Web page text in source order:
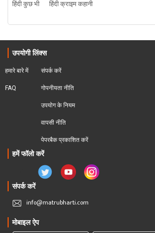
हिंदी कुछ भी
हिंदी क्राइम कहानी
उपयोगी लिंक्स
हमारे बारे में
FAQ
संपर्क करें
गोपनीयता नीति
उपयोग के नियम
वापसी नीति
पेपरबैक प्रकाशित करें
हमें फॉलो करें
संपर्क करें
info@matrubharti.com
मोबाइल ऐप